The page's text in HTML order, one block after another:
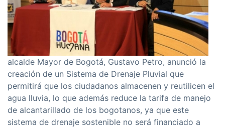
alcalde Mayor de Bogotá, Gustavo Petro, anunció la
creación de un Sistema de Drenaje Pluvial que
permitirá que los ciudadanos almacenen y reutilicen el
agua lluvia, lo que además reduce la tarifa de manejo
de alcantarillado de los bogotanos, ya que este
sistema de drenaje sostenible no será financiado a